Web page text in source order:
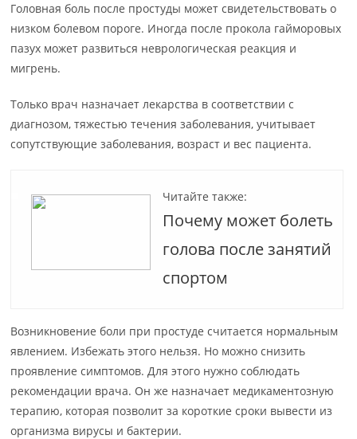
Головная боль после простуды может свидетельствовать о
низком болевом пороге. Иногда после прокола гайморовых
пазух может развиться неврологическая реакция и
мигрень.
Только врач назначает лекарства в соответствии с
диагнозом, тяжестью течения заболевания, учитывает
сопутствующие заболевания, возраст и вес пациента.
Читайте также:
Почему может болеть
голова после занятий
спортом
Возникновение боли при простуде считается нормальным
явлением. Избежать этого нельзя. Но можно снизить
проявление симптомов. Для этого нужно соблюдать
рекомендации врача. Он же назначает медикаментозную
терапию, которая позволит за короткие сроки вывести из
организма вирусы и бактерии.